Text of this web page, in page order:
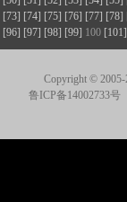
[73] [74] [75] [76] [77] [78]
[96] [97] [98] [99] 100 [101]
Copyright © 2005-
鲁ICP备14002733号